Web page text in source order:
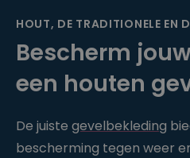
HOUT, DE TRADITIONELE EN
Bescherm
een houten
De juiste gevelbekleding
bescherming tegen weer